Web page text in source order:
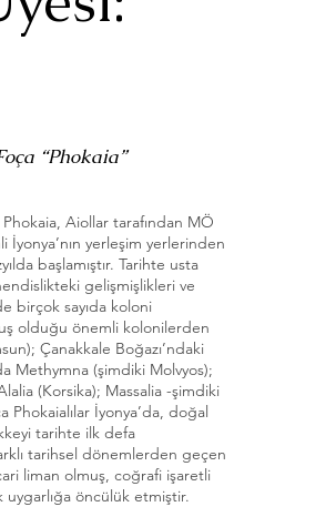
“Phokaia”
Phokaia, Aiollar tarafından MÖ
yerleşim yerlerinden
başlamıştır. Tarihte usta
gelişmişlikleri ve
birçok sayıda koloni
olduğu önemli kolonilerden
Çanakkale Boğazı’ndaki
Methymna (şimdiki Molvyos);
(Korsika); Massalia -şimdiki
Phokaialılar İyonya’da, doğal
tarihte ilk defa
tarihsel dönemlerden geçen
liman olmuş, coğrafi işaretli
öncülük etmiştir.